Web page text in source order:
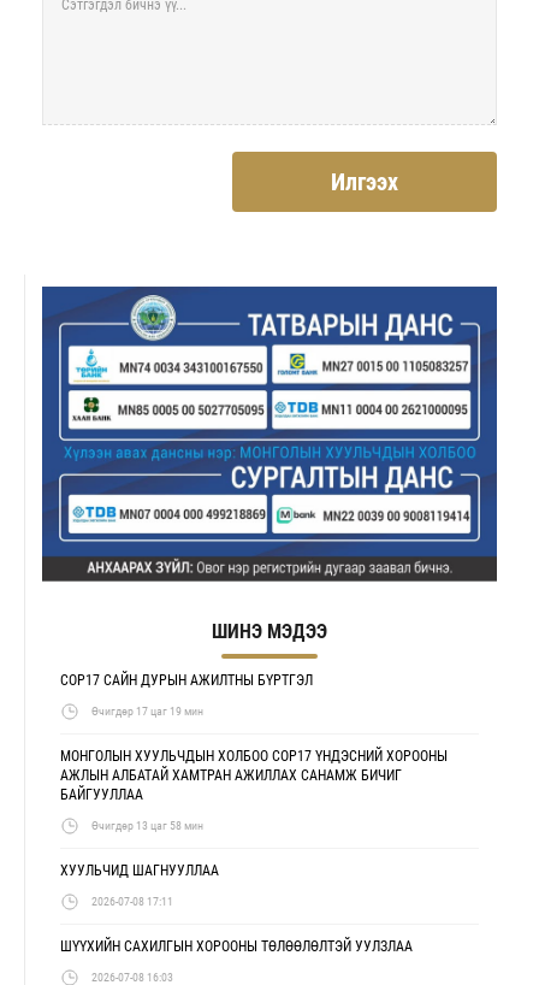
Илгээх
ШИНЭ МЭДЭЭ
COP17 САЙН ДУРЫН АЖИЛТНЫ БҮРТГЭЛ
Өчигдөр 17 цаг 19 мин
МОНГОЛЫН ХУУЛЬЧДЫН ХОЛБОО COP17 ҮНДЭСНИЙ ХОРООНЫ
АЖЛЫН АЛБАТАЙ ХАМТРАН АЖИЛЛАХ САНАМЖ БИЧИГ
БАЙГУУЛЛАА
Өчигдөр 13 цаг 58 мин
ХУУЛЬЧИД ШАГНУУЛЛАА
2026-07-08 17:11
ШҮҮХИЙН САХИЛГЫН ХОРООНЫ ТӨЛӨӨЛӨЛТЭЙ УУЛЗЛАА
2026-07-08 16:03